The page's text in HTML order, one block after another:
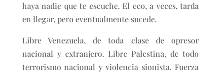
haya nadie que te escuche. El eco, a veces, tarda
en llegar, pero eventualmente sucede.
Libre Venezuela, de toda clase de opresor
nacional y extranjero. Libre Palestina, de todo
terrorismo nacional y violencia sionista. Fuerza